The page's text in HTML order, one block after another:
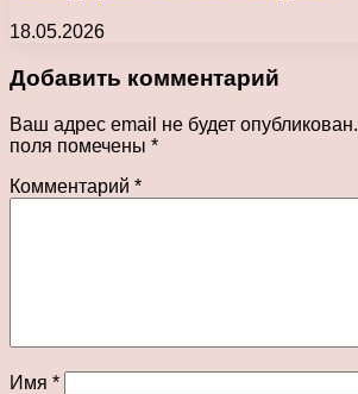
18.05.2026
Добавить комментарий
Ваш адрес email не будет опубликован.
поля помечены *
Комментарий *
Имя *